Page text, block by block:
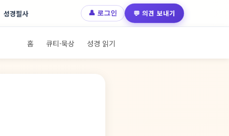
성경필사 👤 로그인 💬 의견 보내기
홈 큐티·묵상 성경 읽기